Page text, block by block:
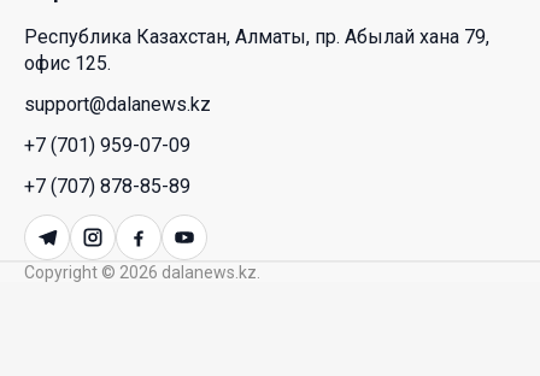
Межпартийные теледебаты выйдут в эфире
республиканских телеканалов
23 Июл. 2026 21:15
Казахстан сохраняет лидерство в Центральной
Азии по устойчивости инвестиционного рынка
23 Июл. 2026 15:39
Республика Казахстан, Алматы, пр. Абылай хана 79,
офис 125.
support@dalanews.kz
+7 (701) 959-07-09
+7 (707) 878-85-89
Copyright © 2026 dalanews.kz.